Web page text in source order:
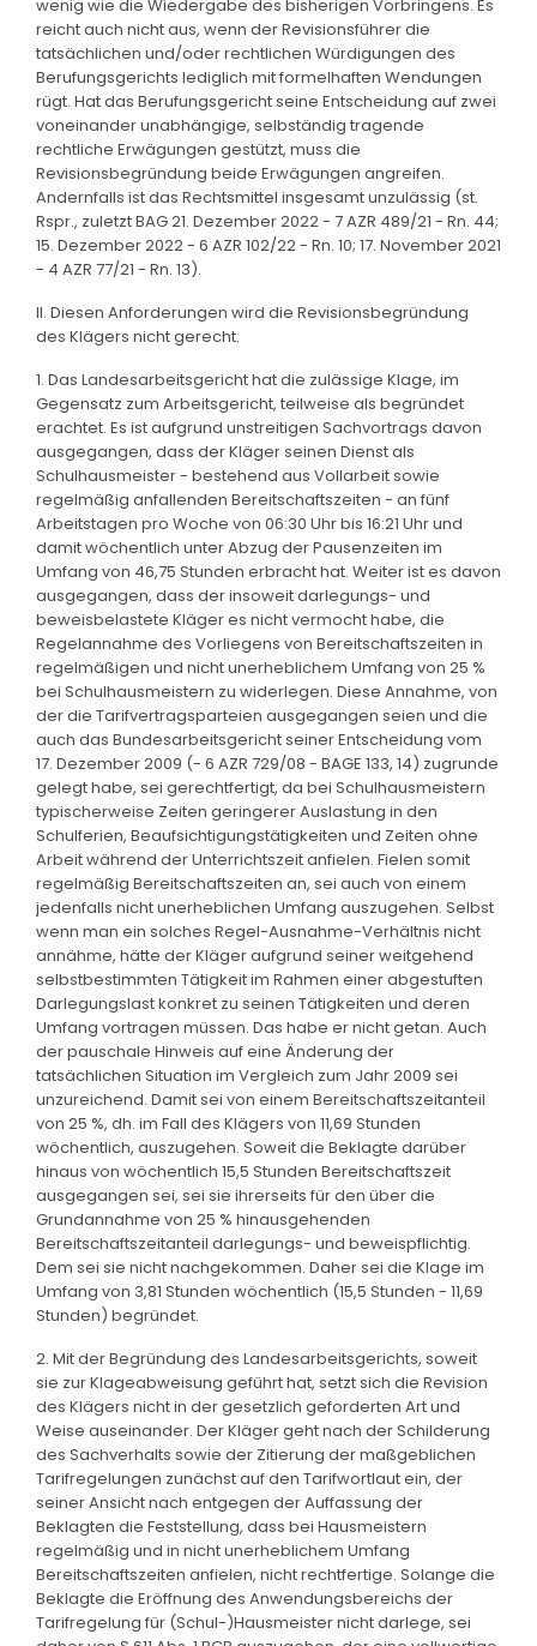
wenig wie die Wiedergabe des bisherigen Vorbringens. Es
reicht auch nicht aus, wenn der Revisionsführer die
tatsächlichen und/oder rechtlichen Würdigungen des
Berufungsgerichts lediglich mit formelhaften Wendungen
rügt. Hat das Berufungsgericht seine Entscheidung auf zwei
voneinander unabhängige, selbständig tragende
rechtliche Erwägungen gestützt, muss die
Revisionsbegründung beide Erwägungen angreifen.
Andernfalls ist das Rechtsmittel insgesamt unzulässig (st.
Rspr., zuletzt BAG 21. Dezember 2022 - 7 AZR 489/21 - Rn. 44;
15. Dezember 2022 - 6 AZR 102/22 - Rn. 10; 17. November 2021
- 4 AZR 77/21 - Rn. 13).
II. Diesen Anforderungen wird die Revisionsbegründung
des Klägers nicht gerecht.
1. Das Landesarbeitsgericht hat die zulässige Klage, im
Gegensatz zum Arbeitsgericht, teilweise als begründet
erachtet. Es ist aufgrund unstreitigen Sachvortrags davon
ausgegangen, dass der Kläger seinen Dienst als
Schulhausmeister - bestehend aus Vollarbeit sowie
regelmäßig anfallenden Bereitschaftszeiten - an fünf
Arbeitstagen pro Woche von 06:30 Uhr bis 16:21 Uhr und
damit wöchentlich unter Abzug der Pausenzeiten im
Umfang von 46,75 Stunden erbracht hat. Weiter ist es davon
ausgegangen, dass der insoweit darlegungs- und
beweisbelastete Kläger es nicht vermocht habe, die
Regelannahme des Vorliegens von Bereitschaftszeiten in
regelmäßigen und nicht unerheblichem Umfang von 25 %
bei Schulhausmeistern zu widerlegen. Diese Annahme, von
der die Tarifvertragsparteien ausgegangen seien und die
auch das Bundesarbeitsgericht seiner Entscheidung vom
17. Dezember 2009 (- 6 AZR 729/08 - BAGE 133, 14) zugrunde
gelegt habe, sei gerechtfertigt, da bei Schulhausmeistern
typischerweise Zeiten geringerer Auslastung in den
Schulferien, Beaufsichtigungstätigkeiten und Zeiten ohne
Arbeit während der Unterrichtszeit anfielen. Fielen somit
regelmäßig Bereitschaftszeiten an, sei auch von einem
jedenfalls nicht unerheblichen Umfang auszugehen. Selbst
wenn man ein solches Regel-Ausnahme-Verhältnis nicht
annähme, hätte der Kläger aufgrund seiner weitgehend
selbstbestimmten Tätigkeit im Rahmen einer abgestuften
Darlegungslast konkret zu seinen Tätigkeiten und deren
Umfang vortragen müssen. Das habe er nicht getan. Auch
der pauschale Hinweis auf eine Änderung der
tatsächlichen Situation im Vergleich zum Jahr 2009 sei
unzureichend. Damit sei von einem Bereitschaftszeitanteil
von 25 %, dh. im Fall des Klägers von 11,69 Stunden
wöchentlich, auszugehen. Soweit die Beklagte darüber
hinaus von wöchentlich 15,5 Stunden Bereitschaftszeit
ausgegangen sei, sei sie ihrerseits für den über die
Grundannahme von 25 % hinausgehenden
Bereitschaftszeitanteil darlegungs- und beweispflichtig.
Dem sei sie nicht nachgekommen. Daher sei die Klage im
Umfang von 3,81 Stunden wöchentlich (15,5 Stunden - 11,69
Stunden) begründet.
2. Mit der Begründung des Landesarbeitsgerichts, soweit
sie zur Klageabweisung geführt hat, setzt sich die Revision
des Klägers nicht in der gesetzlich geforderten Art und
Weise auseinander. Der Kläger geht nach der Schilderung
des Sachverhalts sowie der Zitierung der maßgeblichen
Tarifregelungen zunächst auf den Tarifwortlaut ein, der
seiner Ansicht nach entgegen der Auffassung der
Beklagten die Feststellung, dass bei Hausmeistern
regelmäßig und in nicht unerheblichem Umfang
Bereitschaftszeiten anfielen, nicht rechtfertige. Solange die
Beklagte die Eröffnung des Anwendungsbereichs der
Tarifregelung für (Schul-)Hausmeister nicht darlege, sei